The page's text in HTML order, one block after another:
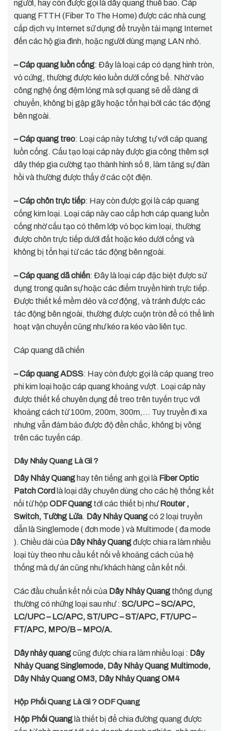
người, hay còn được gọi là dây quang thuê bao. Cáp
quang FTTH (Fiber To The Home) được các nhà cung
cấp dịch vụ Internet sử dụng để truyền tải mạng Internet
đến các hộ gia đình, hoặc người dùng mạng LAN nhỏ.
– Cáp quang luồn cống: Đây là loại cáp có dạng hình tròn,
vỏ cứng, thường được kéo luồn dưới cống bể. Nhờ vào
công nghệ ống đệm lỏng mà sợi quang sẽ dễ dàng di
chuyển, không bị gập gãy hoặc tổn hại bởi các tác động
bên ngoài.
– Cáp quang treo: Loại cáp này tương tự với cáp quang
luồn cống. Cấu tạo loại cáp này được gia công thêm sợi
dây thép gia cường tạo thành hình số 8, làm tăng sự đàn
hồi và thường được thấy ở các cột điện.
– Cáp chôn trực tiếp: Hay còn được gọi là cáp quang
cống kim loại. Loại cáp này cao cấp hơn cáp quang luồn
cống nhờ cấu tạo có thêm lớp vỏ bọc kim loại, thường
được chôn trực tiếp dưới đất hoặc kéo dưới cống và
không bị tổn hại từ các tác động bên ngoài.
– Cáp quang dã chiến: Đây là loại cáp đặc biệt được sử
dụng trong quân sự hoặc các điểm truyền hình trực tiếp.
Được thiết kế mềm dẻo và cơ động, và tránh được các
tác động bên ngoài, thường được cuộn tròn để có thể linh
hoạt vận chuyển cũng như kéo ra kéo vào liên tục.
Cáp quang dã chiến
– Cáp quang ADSS: Hay còn được gọi là cáp quang treo
phi kim loại hoặc cáp quang khoảng vượt. Loại cáp này
được thiết kế chuyên dụng để treo trên tuyến trục với
khoảng cách từ 100m, 200m, 300m,… Tuy truyền đi xa
nhưng vẫn đảm bảo được độ đền chắc, không bị võng
trên các tuyến cáp.
Dây Nhảy Quang Là Gì ?
Dây Nhảy Quang hay tên tiếng anh gọi là Fiber Optic
Patch Cord là loại dây chuyên dùng cho các hệ thống kết
nối từ hộp ODF Quang tới các thiết bị như Router ,
Switch, Tường Lửa. Dây Nhảy Quangcó 2 loại truyền
dẫn là Singlemode ( đơn mode ) và Multimode ( đa mode
). Chiều dài của Dây Nhảy Quangđược chia ra làm nhiều
loại tùy theo nhu cầu kết nối về khoảng cách của hệ
thống mà dự án cũng như khách hàng cần kết nối.
Các đầu chuẩn kết nối của Dây Nhảy Quang thông dụng
thường có những loại sau như : SC/UPC – SC/APC,
LC/UPC – LC/APC, ST/UPC – ST/APC, FT/UPC –
FT/APC, MPO/B – MPO/A.
Dây nhảy quangcũng được chia ra làm nhiều loại : Dây
Nhảy Quang Singlemode, Dây Nhảy Quang Multimode,
Dây Nhảy Quang OM3, Dây Nhảy Quang OM4
Hộp Phối Quang Là Gì ? ODF Quang
Hộp Phối Quang là thiết bị để chia đường quang được